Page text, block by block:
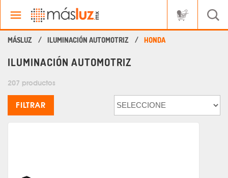
ILUMINACIÓN AUTOMOTRIZ HONDA
ILUMINACIÓN AUTOMOTRIZ
207 productos
FILTRAR